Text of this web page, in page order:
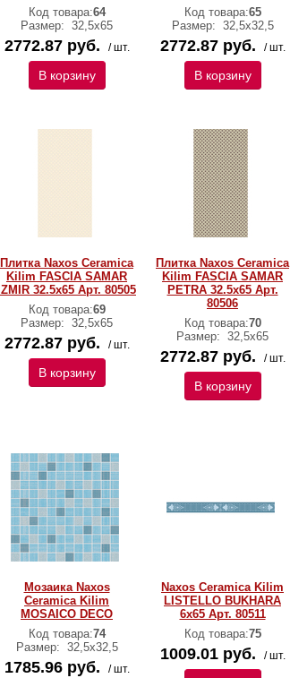
Код товара:64
Размер: 32,5х65
2772.87 руб. / шт.
В корзину
Код товара:65
Размер: 32,5х32,5
2772.87 руб. / шт.
В корзину
Плитка Naxos Ceramica
Kilim FASCIA SAMAR
IZMIR 32.5x65 Арт. 80505
Код товара:69
Размер: 32,5х65
2772.87 руб. / шт.
В корзину
Плитка Naxos Ceramica
Kilim FASCIA SAMAR
PETRA 32.5x65 Арт.
80506
Код товара:70
Размер: 32,5х65
2772.87 руб. / шт.
В корзину
Мозаика Naxos
Ceramica Kilim
MOSAICO DECO
Код товара:74
Размер: 32,5х32,5
1785.96 руб. / шт.
Naxos Ceramica Kilim
LISTELLO BUKHARA
6x65 Арт. 80511
Код товара:75
1009.01 руб. / шт.